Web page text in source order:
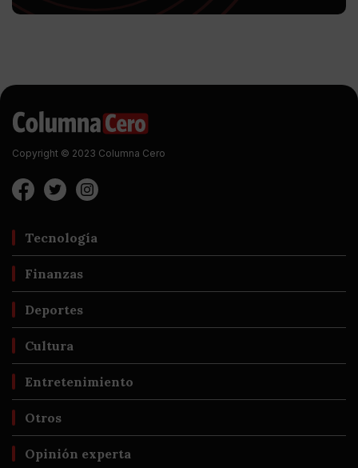
Copyright © 2023 Columna Cero
Tecnología
Finanzas
Deportes
Cultura
Entretenimiento
Otros
Opinión experta